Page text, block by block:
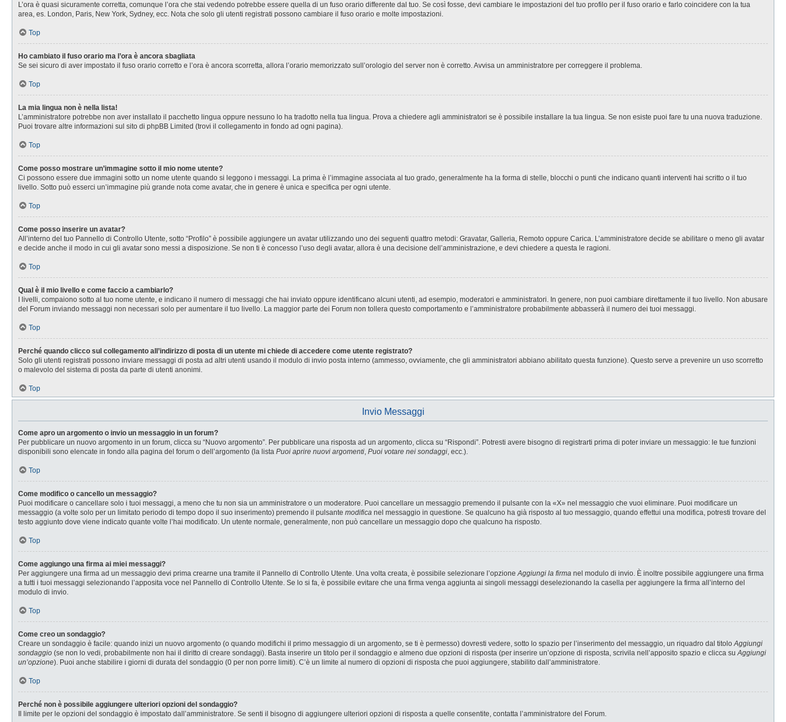
L’ora è quasi sicuramente corretta, comunque l’ora che stai vedendo potrebbe essere quella di un fuso orario differente dal tuo. Se così fosse, devi cambiare le impostazioni del tuo profilo per il fuso orario e farlo coincidere con la tua
area, es. London, Paris, New York, Sydney, ecc. Nota che solo gli utenti registrati possono cambiare il fuso orario e molte impostazioni.
Top
Ho cambiato il fuso orario ma l’ora è ancora sbagliata
Se sei sicuro di aver impostato il fuso orario corretto e l’ora è ancora scorretta, allora l’orario memorizzato sull’orologio del server non è corretto. Avvisa un amministratore per correggere il problema.
Top
La mia lingua non è nella lista!
L’amministratore potrebbe non aver installato il pacchetto lingua oppure nessuno lo ha tradotto nella tua lingua. Prova a chiedere agli amministratori se è possibile installare la tua lingua. Se non esiste puoi fare tu una nuova traduzione.
Puoi trovare altre informazioni sul sito di phpBB Limited (trovi il collegamento in fondo ad ogni pagina).
Top
Come posso mostrare un’immagine sotto il mio nome utente?
Ci possono essere due immagini sotto un nome utente quando si leggono i messaggi. La prima è l’immagine associata al tuo grado, generalmente ha la forma di stelle, blocchi o punti che indicano quanti interventi hai scritto o il tuo
livello. Sotto può esserci un’immagine più grande nota come avatar, che in genere è unica e specifica per ogni utente.
Top
Come posso inserire un avatar?
All’interno del tuo Pannello di Controllo Utente, sotto “Profilo” è possibile aggiungere un avatar utilizzando uno dei seguenti quattro metodi: Gravatar, Galleria, Remoto oppure Carica. L’amministratore decide se abilitare o meno gli avatar
e decide anche il modo in cui gli avatar sono messi a disposizione. Se non ti è concesso l’uso degli avatar, allora è una decisione dell’amministrazione, e devi chiedere a questa le ragioni.
Top
Qual è il mio livello e come faccio a cambiarlo?
I livelli, compaiono sotto al tuo nome utente, e indicano il numero di messaggi che hai inviato oppure identificano alcuni utenti, ad esempio, moderatori e amministratori. In genere, non puoi cambiare direttamente il tuo livello. Non abusare
del Forum inviando messaggi non necessari solo per aumentare il tuo livello. La maggior parte dei Forum non tollera questo comportamento e l’amministratore probabilmente abbasserà il numero dei tuoi messaggi.
Top
Perché quando clicco sul collegamento all’indirizzo di posta di un utente mi chiede di accedere come utente registrato?
Solo gli utenti registrati possono inviare messaggi di posta ad altri utenti usando il modulo di invio posta interno (ammesso, ovviamente, che gli amministratori abbiano abilitato questa funzione). Questo serve a prevenire un uso scorretto
o malevolo del sistema di posta da parte di utenti anonimi.
Top
Invio Messaggi
Come apro un argomento o invio un messaggio in un forum?
Per pubblicare un nuovo argomento in un forum, clicca su “Nuovo argomento”. Per pubblicare una risposta ad un argomento, clicca su “Rispondi”. Potresti avere bisogno di registrarti prima di poter inviare un messaggio: le tue funzioni
disponibili sono elencate in fondo alla pagina del forum o dell’argomento (la lista Puoi aprire nuovi argomenti, Puoi votare nei sondaggi, ecc.).
Top
Come modifico o cancello un messaggio?
Puoi modificare o cancellare solo i tuoi messaggi, a meno che tu non sia un amministratore o un moderatore. Puoi cancellare un messaggio premendo il pulsante con la «X» nel messaggio che vuoi eliminare. Puoi modificare un
messaggio (a volte solo per un limitato periodo di tempo dopo il suo inserimento) premendo il pulsante modifica nel messaggio in questione. Se qualcuno ha già risposto al tuo messaggio, quando effettui una modifica, potresti trovare del
testo aggiunto dove viene indicato quante volte l’hai modificato. Un utente normale, generalmente, non può cancellare un messaggio dopo che qualcuno ha risposto.
Top
Come aggiungo una firma ai miei messaggi?
Per aggiungere una firma ad un messaggio devi prima crearne una tramite il Pannello di Controllo Utente. Una volta creata, è possibile selezionare l’opzioneAggiungi la firma nel modulo di invio. È inoltre possibile aggiungere una firma
a tutti i tuoi messaggi selezionando l’apposita voce nel Pannello di Controllo Utente. Se lo si fa, è possibile evitare che una firma venga aggiunta ai singoli messaggi deselezionando la casella per aggiungere la firma all’interno del
modulo di invio.
Top
Come creo un sondaggio?
Creare un sondaggio è facile: quando inizi un nuovo argomento (o quando modifichi il primo messaggio di un argomento, se ti è permesso) dovresti vedere, sotto lo spazio per l’inserimento del messaggio, un riquadro dal titoloAggiungi
sondaggio (se non lo vedi, probabilmente non hai il diritto di creare sondaggi). Basta inserire un titolo per il sondaggio e almeno due opzioni di risposta (per inserire un’opzione di risposta, scrivila nell’apposito spazio e clicca suAggiungi
un’opzione). Puoi anche stabilire i giorni di durata del sondaggio (0 per non porre limiti). C’è un limite al numero di opzioni di risposta che puoi aggiungere, stabilito dall’amministratore.
Top
Perché non è possibile aggiungere ulteriori opzioni del sondaggio?
Il limite per le opzioni del sondaggio è impostato dall’amministratore. Se senti il bisogno di aggiungere ulteriori opzioni di risposta a quelle consentite, contatta l’amministratore del Forum.